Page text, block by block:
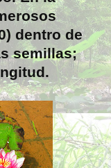
dentro de
semillas;